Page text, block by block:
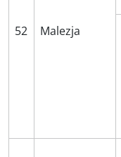
52 Malezja